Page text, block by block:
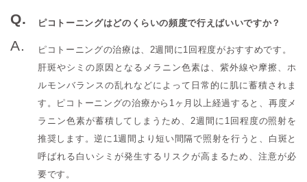
ピコトーニングはどのくらいの頻度で行えばいいですか？
ピコトーニングの治療は、2週間に1回程度がおすすめです。
肝斑やシミの原因となるメラニン色素は、紫外線や摩擦、ホ
ルモンバランスの乱れなどによって日常的に肌に蓄積されま
す。ピコトーニングの治療から1ヶ月以上経過すると、再度メ
ラニン色素が蓄積してしまうため、2週間に1回程度の照射を
推奨します。逆に1週間より短い間隔で照射を行うと、白斑と
呼ばれる白いシミが発生するリスクが高まるため、注意が必
要です。